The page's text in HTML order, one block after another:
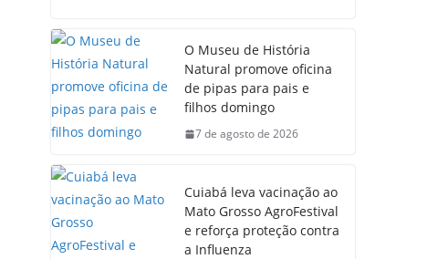
O Museu de História
Natural promove oficina
de pipas para pais e
filhos domingo
7 de agosto de 2026
Cuiabá leva vacinação ao
Mato Grosso AgroFestival
e reforça proteção contra
a Influenza